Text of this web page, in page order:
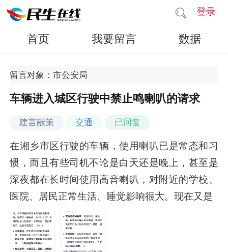
登录
首页 我要留言 数据
留言对象：市公安局
车辆进入城区行驶中禁止鸣喇叭的请求
建言献策 交通 已回复
在湘乡市区行驶的车辆，使用喇叭已是常态和习
惯，而且有些司机不论是白天还是晚上，甚至是
深夜都在长时间使用高音喇叭，对附近的学校、
医院、居民正常生活、睡觉影响很大。现在又是